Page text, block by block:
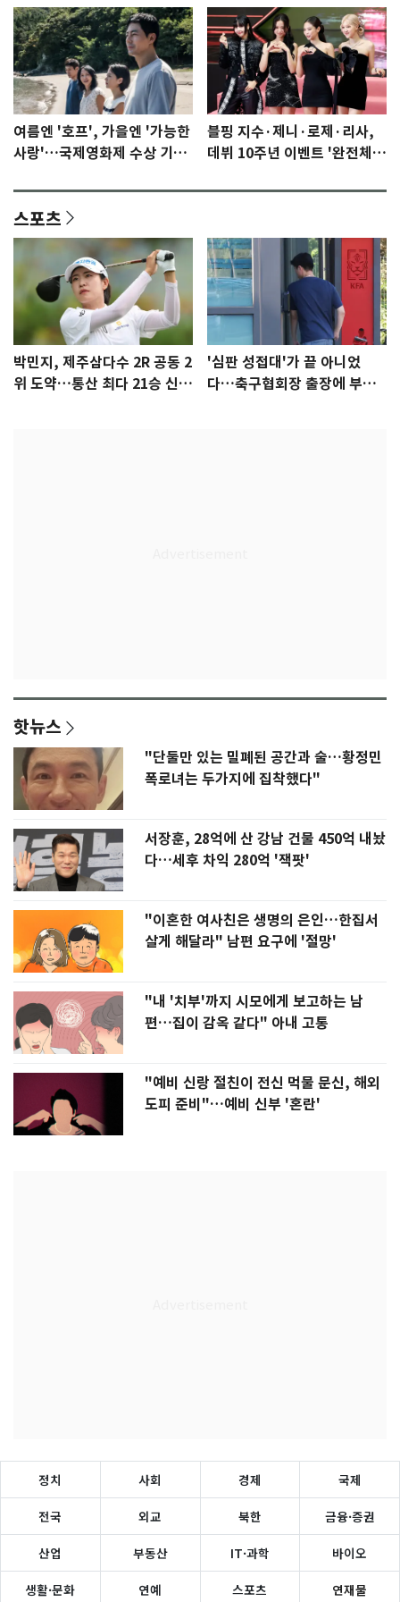
여름엔 '호프', 가을엔 '가능한
사랑'…국제영화제 수상 기대
블핑 지수·제니·로제·리사,
데뷔 10주년 이벤트 '완전체'
스포츠
박민지, 제주삼다수 2R 공동 2
위 도약…통산 최다 21승 신기
'심판 성접대'가 끝 아니었
다…축구협회장 출장에 부인
핫뉴스
"단둘만 있는 밀폐된 공간과 술…황정민
폭로녀는 두가지에 집착했다"
서장훈, 28억에 산 강남 건물 450억 내놨
다…세후 차익 280억 '잭팟'
"이혼한 여사친은 생명의 은인…한집서
살게 해달라" 남편 요구에 '절망'
"내 '치부'까지 시모에게 보고하는 남
편…집이 감옥 같다" 아내 고통
"예비 신랑 절친이 전신 먹물 문신, 해외
도피 준비"…예비 신부 '혼란'
정치 사회 경제 국제
전국 외교 북한 금융·증권
산업 부동산 IT·과학 바이오
생활·문화 연예 스포츠 연재물